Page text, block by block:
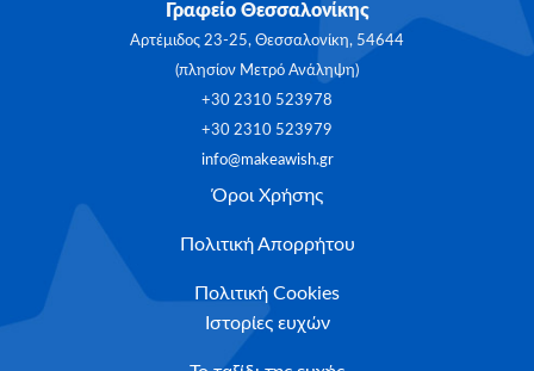
Γραφείο Θεσσαλονίκης
Αρτέμιδος 23-25, Θεσσαλονίκη, 54644
(πλησίον Μετρό Ανάληψη)
+30 2310 523978
+30 2310 523979
info@makeawish.gr
Όροι Χρήσης
Πολιτική Απορρήτου
Πολιτική Cookies
Ιστορίες ευχών